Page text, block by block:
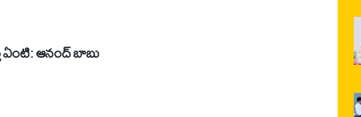
ఆనంద్‌ బాబు